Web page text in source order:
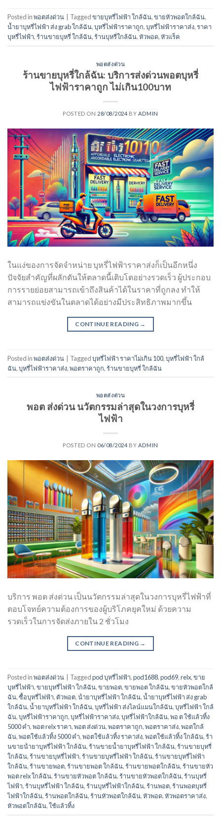
Posted inพอตส่งด่วน Taggedขายบุหรี่ไฟฟ้า ใกล้ฉัน,ขายหัวพอตใกล้ฉัน,
น้ำยาบุหรี่ไฟฟ้า ส่ง grab ใกล้ฉัน,บุหรี่ไฟฟ้าราคาถูก,บุหรี่ไฟฟ้าราคาส่ง,ราคา
บุหรี่ไฟฟ้า,ร้านขายบุหรี่ ใกล้ฉัน,ร้านบุหรี่ใกล้ฉัน,หัวพอด,หัวแร็ค
พอตส่งด่วน
ร้านขายบุหรี่ใกล้ฉัน: บริการส่งด่วนพอตบุหรี่
ไฟฟ้าราคาถูก ไม่เกิน100บาท
POSTED ON 28/08/2024 BY ADMIN
ในแง่ของการจัดจำหน่าย บุหรี่ไฟฟ้าราคาส่งก็เป็นอีกหนึ่ง
ปัจจัยสำคัญที่ผลักดันให้ตลาดนี้เติบโตอย่างรวดเร็ว ผู้ประกอบ
การรายย่อยสามารถเข้าถึงสินค้าได้ในราคาที่ถูกลง ทำให้
สามารถแข่งขันในตลาดได้อย่างมีประสิทธิภาพมากขึ้น
CONTINUE READING →
Posted inพอตส่งด่วน | Taggedบุหรี่ไฟฟ้า ราคาไม่เกิน 100,บุหรี่ไฟฟ้า ใกล้
ฉัน,บุหรี่ไฟฟ้าราคาส่ง,พอตราคาถูก,ร้านขายบุหรี่ ใกล้ฉัน
พอตส่งด่วน
พอต ส่งด่วน นวัตกรรมล่าสุดในวงการบุหรี่
ไฟฟ้า
POSTED ON 06/08/2024 BY ADMIN
บริการ พอต ส่งด่วน เป็นนวัตกรรมล่าสุดในวงการบุหรี่ไฟฟ้าที่
ตอบโจทย์ความต้องการของผู้บริโภคยุคใหม่ ด้วยความ
รวดเร็วในการจัดส่งภายใน 2 ชั่วโมง
CONTINUE READING →
Posted inพอตส่งด่วน Taggedpod บุหรี่ไฟฟ้า,pod1688,pod69,relx,ขาย
บุหรี่ไฟฟ้า,ขายบุหรี่ไฟฟ้า ใกล้ฉัน,ขายพอต,ขายพอต ใกล้ฉัน,ขายหัวพอตใกล้
ฉัน,ซื้อบุหรี่ไฟฟ้า, ตัวพอต,น้ํายาบุหรี่ไฟฟ้า ใกล้ฉัน,น้ำยาบุหรี่ไฟฟ้า ส่ง grab
ใกล้ฉัน,น้ำยาบุหรี่ไฟฟ้า ใกล้ฉัน,บุหรี่ไฟฟ้า ส่งไลน์แมนใกล้ฉัน,บุหรี่ไฟฟ้า ใกล้
ฉัน,บุหรี่ไฟฟ้าราคาถูก,บุหรี่ไฟฟ้าราคาส่ง,บุหรี่ไฟฟ้าใกล้ฉัน,พอ ต ใช้แล้วทิ้ง
5000 คํา,พอต relx ราคา,พอต ส่งด่วน,พอตราคาถูก,พอตราคาส่ง,พอตใกล้
ฉัน,พอตใช้แล้วทิ้ง 5000 คํา,พอตใช้แล้วทิ้ง ราคาส่ง,พอตใช้แล้วทิ้ง ใกล้ฉัน,ร้า
นขายน้ํายาบุหรี่ไฟฟ้า ใกล้ฉัน,ร้านขายน้ำยาบุหรี่ไฟฟ้า ใกล้ฉัน,ร้านขายบุหรี่
ใกล้ฉัน,ร้านขายบุหรี่ไฟฟ้า,ร้านขายบุหรี่ไฟฟ้า ใกล้ฉัน,ร้านขายบุหรี่ไฟฟ้า
ใกล้ฉัน,ร้านขายพอต,ร้านขายพอต ใกล้ฉัน,ร้านขายพอตใกล้ฉัน,ร้านขายหัว
พอต relx ใกล้ฉัน,ร้านขายหัวพอต ใกล้ฉัน,ร้านขายหัวพอตใกล้ฉัน,ร้านบุหรี่
ไฟฟ้า,ร้านบุหรี่ไฟฟ้า ใกล้ฉัน,ร้านบุหรี่ไฟฟ้าใกล้ฉัน,ร้านพอต,ร้านพอตบุหรี่
ไฟฟ้าใกล้ฉัน,ร้านพอตใกล้ฉัน,ร้านหัวพอตใกล้ฉัน,หัวพอด,หัวพอตราคาส่ง,
หัวพอตใกล้ฉัน,ใช้แล้วทิ้ง